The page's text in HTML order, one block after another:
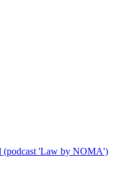
(podcast 'Law by NOMA')